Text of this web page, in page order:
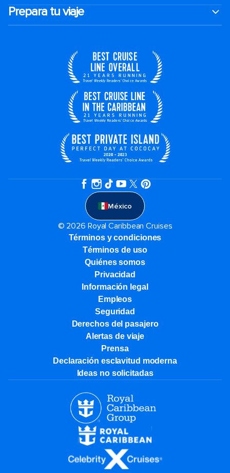
Prepara tu viaje
México
© 2026 Royal Caribbean Cruises
Términos y condiciones
Términos de uso
Quiénes somos
Privacidad
Información legal
Empleos
Seguridad
Derechos del pasajero
Alertas de viaje
Prensa
Declaración esclavitud moderna
Ideas no solicitadas